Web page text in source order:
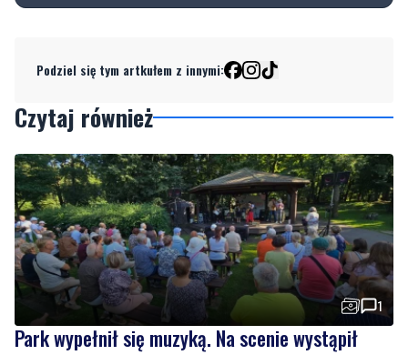
Podziel się tym artkułem z innymi:
Czytaj również
1
Park wypełnił się muzyką. Na scenie wystąpił